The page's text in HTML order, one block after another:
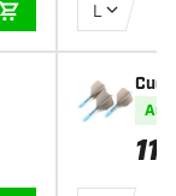
IN DEN
L
ghts
Auf
11